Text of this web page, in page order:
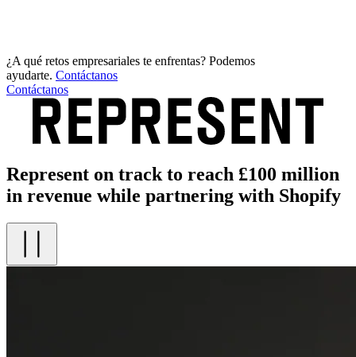
¿A qué retos empresariales te enfrentas? Podemos
ayudarte. Contáctanos
Contáctanos
Represent on track to reach £100 million
in revenue while partnering with Shopify